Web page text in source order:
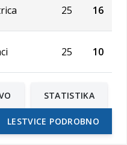
25 16
25 10
STATISTIKA
LESTVICE PODROBNO